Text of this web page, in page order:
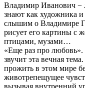
Владимир Иванович −
знают как художника и
слышим о Владимире
рисует его картины с
птицами, музами…
«Еще раз про любовь».
звучит эта вечная
прожить в этом мире
животрепещущее
вызывая внутренний